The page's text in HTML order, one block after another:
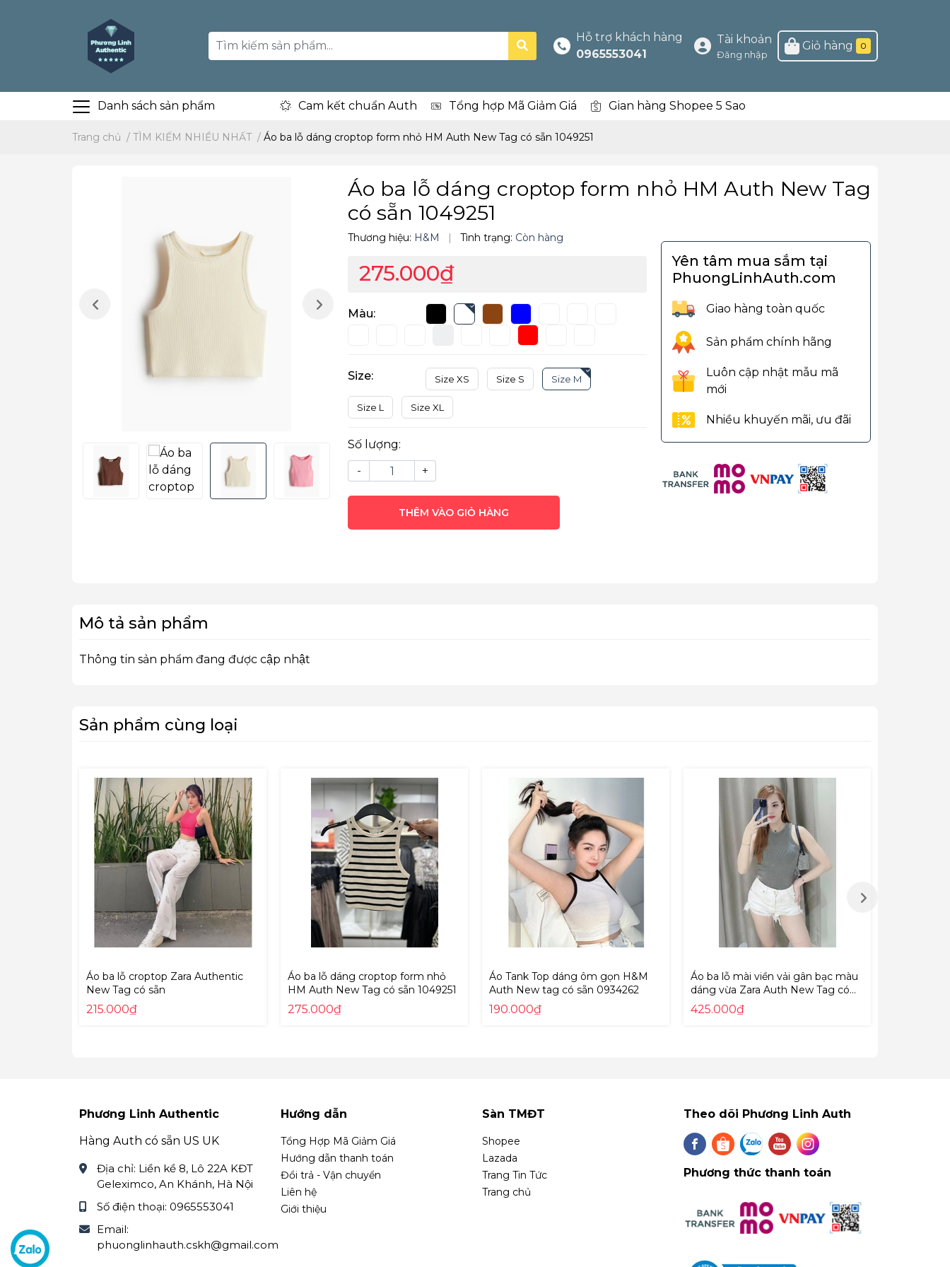
Hỗ trợ khách hàng
0965553041
Tài khoản
Đăng nhập
Giỏ hàng 0
Danh sách sản phẩm Cam kết chuẩn Auth Tổng hợp Mã Giảm Giá Gian hàng Shopee 5 Sao
Trang chủ / TÌM KIẾM NHIỀU NHẤT / Áo ba lỗ dáng croptop form nhỏ HM Auth New Tag có sẵn 1049251
Áo ba lỗ dáng croptop form nhỏ HM Auth New Tag
có sẵn 1049251
Thương hiệu: H&M | Tình trạng: Còn hàng
275.000₫
Màu:
Size: Size XS Size S Size M
Size L Size XL
Số lượng:
-
+
THÊM VÀO GIỎ HÀNG
Yên tâm mua sắm tại
PhuongLinhAuth.com
Giao hàng toàn quốc
Sản phẩm chính hãng
Luôn cập nhật mẫu mã
mới
Nhiều khuyến mãi, ưu đãi
Mô tả sản phẩm
Thông tin sản phẩm đang được cập nhật
Sản phẩm cùng loại
Áo ba lỗ croptop Zara Authentic
New Tag có sẵn
215.000₫
Áo ba lỗ dáng croptop form nhỏ
HM Auth New Tag có sẵn 1049251
275.000₫
Áo Tank Top dáng ôm gọn H&M
Auth New tag có sẵn 0934262
190.000₫
Áo ba lỗ mài viền vải gân bạc màu
dáng vừa Zara Auth New Tag có
sẵn 3253/301 3253301
425.000₫
Phương Linh Authentic
Hàng Auth có sẵn US UK
Địa chỉ: Liền kề 8, Lô 22A KĐT
Geleximco, An Khánh, Hà Nội
Số điện thoại: 0965553041
Email:
phuonglinhauth.cskh@gmail.com
Hướng dẫn
Tổng Hợp Mã Giảm Giá
Hướng dẫn thanh toán
Đổi trả - Vận chuyển
Liên hệ
Giới thiệu
Sàn TMĐT
Shopee
Lazada
Trang Tin Tức
Trang chủ
Theo dõi Phương Linh Auth
Phương thức thanh toán